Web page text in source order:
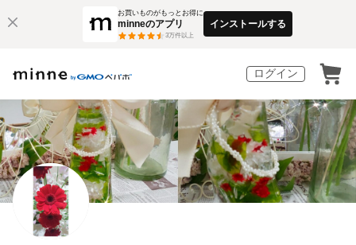
お買いものがもっとお得に
minneのアプリ
3万件以上
インストールする
ログイン